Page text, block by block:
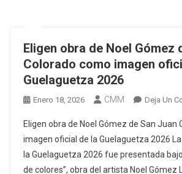
Eligen obra de Noel Gómez
Colorado como imagen
Guelaguetza 2026
Enero 18, 2026 CMM Deja Un
Eligen obra de Noel Gómez de San Juan
imagen oficial de la Guelaguetza 2026
la Guelaguetza 2026 fue presentada
de colores”, obra del artista Noel Gómez